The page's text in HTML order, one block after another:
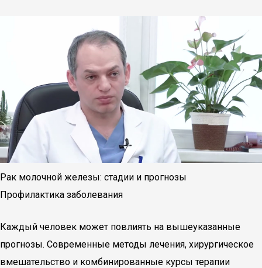
Рак молочной железы: стадии и прогнозы
Профилактика заболевания
Каждый человек может повлиять на вышеуказанные
прогнозы. Современные методы лечения, хирургическое
вмешательство и комбинированные курсы терапии